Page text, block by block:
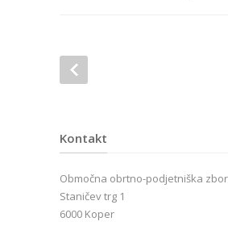
Kontakt
Območna obrtno-podjetniška
Staničev trg 1
6000 Koper